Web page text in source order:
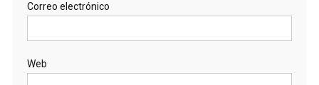
Correo electrónico
Web